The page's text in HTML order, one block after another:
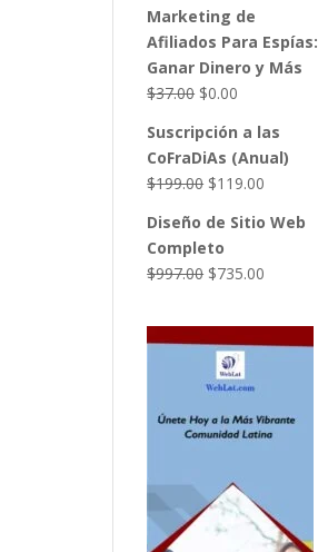
original
era:
$49.00.
actual
es:
$27.00.
Marketing de
Afiliados Para Espías:
Ganar Dinero y Más
$37.00 El
original
era:
$37.00.
$0.00
actual
es:
$0.00.
Suscripción a las
CoFraDiAs (Anual)
$199.00 El
original
era:
$199.00.
$119.00
actual
Diseño de Sitio Web
Completo
$997.00 El
original
era:
$997.00.
$735.00
actual
es: